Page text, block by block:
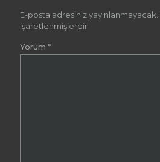
E-posta adresiniz yayınlanmayacak.
işaretlenmişlerdir
Yorum *